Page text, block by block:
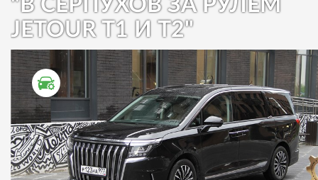
"В СЕРПУХОВ ЗА РУЛЕМ
JETOUR T1 И T2"
ТЕСТ ДРАЙВ